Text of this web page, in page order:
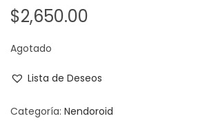
$2,650.00
Agotado
Lista de Deseos
Categoría: Nendoroid